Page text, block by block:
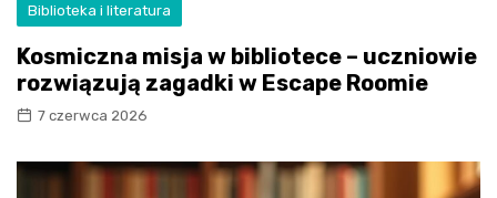
Biblioteka i literatura
Kosmiczna misja w bibliotece – uczniowie
rozwiązują zagadki w Escape Roomie
7 czerwca 2026